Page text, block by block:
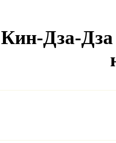
Дза-Дза